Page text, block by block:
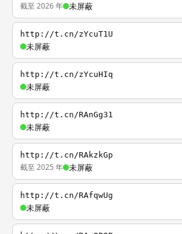
截至 2026 年 未屏蔽
http://t.cn/zYcuT1U
未屏蔽
http://t.cn/zYcuHIq
未屏蔽
http://t.cn/RAnGg31
未屏蔽
http://t.cn/RAkzkGp
截至 2025 年 未屏蔽
http://t.cn/RAfqwUg
未屏蔽